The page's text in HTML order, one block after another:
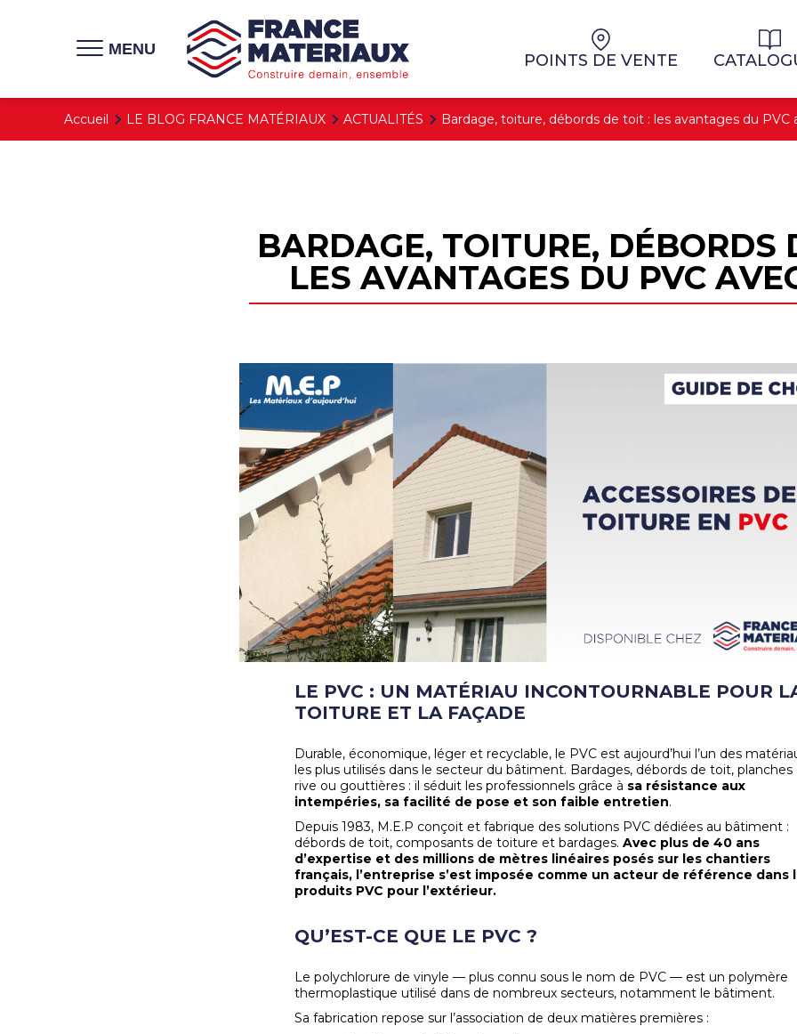
MENU
POINTS DE VENTE
Accueil LE BLOG FRANCE MATÉRIAUX ACTUALITÉS Bardage, toiture, débords de toit : les avantages du PVC
BARDAGE, TOITURE, DÉBORDS
LES AVANTAGES DU PVC
LE PVC : UN MATÉRIAU INCONTOURNABLE POUR
TOITURE ET LA FAÇADE
Durable, économique, léger et recyclable, le PVC est aujourd’hui l’un des
les plus utilisés dans le secteur du bâtiment. Bardages, débords de toit, planches
rive ou gouttières : il séduit les professionnels grâce à sa résistance aux
intempéries, sa facilité de pose et son faible entretien.
Depuis 1983, M.E.P conçoit et fabrique des solutions PVC dédiées au bâtiment :
débords de toit, composants de toiture et bardages.Avec plus de 40 ans
d’expertise et des millions de mètres linéaires posés sur les chantiers
français, l’entreprise s’est imposée comme un acteur de référence dans
produits PVC pour l’extérieur.
QU’EST-CE QUE LE PVC ?
Le polychlorure de vinyle — plus connu sous le nom de PVC — est un polymère
thermoplastique utilisé dans de nombreux secteurs, notamment le bâtiment.
Sa fabrication repose sur l’association de deux matières premières :